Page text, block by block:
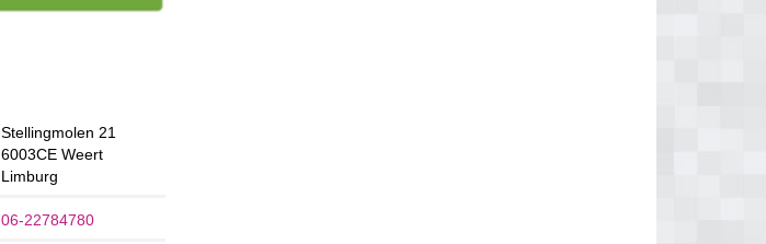
Stellingmolen 21
6003CE Weert
Limburg
06-22784780